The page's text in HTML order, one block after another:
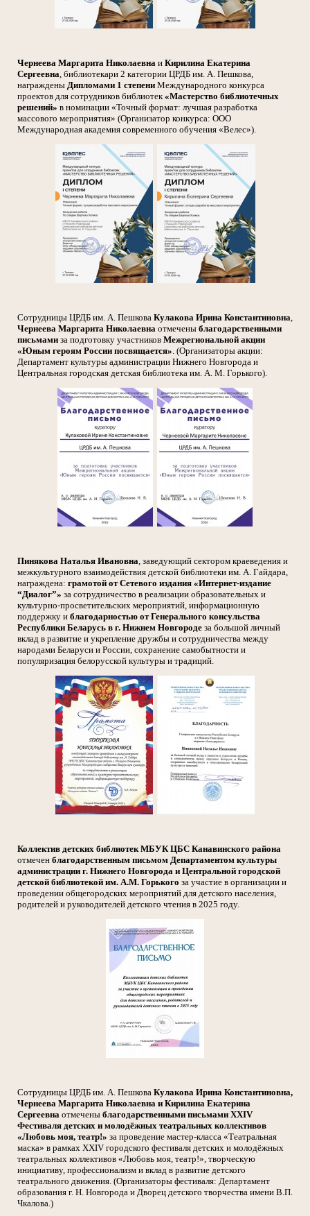
Чернеева Маргарита Николаевна и Кирилина Екатерина
Сергеевна, библиотекари 2 категории ЦРДБ им. А. Пешкова,
награждены Дипломами 1 степени Международного конкурса
проектов для сотрудников библиотек«Мастерство библиотечных
решений» в номинации «Точный формат: лучшая разработка
массового мероприятия» (Организатор конкурса: ООО
Международная академия современного обучения «Велес»).
Сотрудницы ЦРДБ им. А. Пешкова Кулакова Ирина Константиновна,
Чернеева Маргарита Николаевна отмечены благодарственными
письмами за подготовку участников Межрегиональной акции
«Юным героям России посвящается». (Организаторы акции:
Департамент культуры администрации Нижнего Новгорода и
Центральная городская детская библиотека им. А. М. Горького).
Пинякова Наталья Ивановна, заведующий сектором краеведения и
межкультурного взаимодействия детской библиотеки им. А. Гайдара,
награждена: грамотой от Сетевого издания «Интернет-издание
“Диалог”» за сотрудничество в реализации образовательных и
культурно-просветительских мероприятий, информационную
поддержку и благодарностью от Генерального консульства
Республики Беларусь в г. Нижнем Новгороде за большой личный
вклад в развитие и укрепление дружбы и сотрудничества между
народами Беларуси и России, сохранение самобытности и
популяризация белорусской культуры и традиций.
Коллектив детских библиотек МБУК ЦБС Канавинского района
отмечен благодарственным письмом Департаментом культуры
администрации г. Нижнего Новгорода и Центральной городской
детской библиотекой им. А.М. Горького за участие в организации и
проведении общегородских мероприятий для детского населения,
родителей и руководителей детского чтения в 2025 году.
Сотрудницы ЦРДБ им. А. Пешкова Кулакова Ирина Константиновна,
Чернеева Маргарита Николаевна и Кирилина Екатерина
Сергеевна отмечены благодарственными письмами XXIV
Фестиваля детских и молодёжных театральных коллективов
«Любовь моя, театр!» за проведение мастер-класса «Театральная
маска» в рамках XXIV городского фестиваля детских и молодёжных
театральных коллективов «Любовь моя, театр!», творческую
инициативу, профессионализм и вклад в развитие детского
театрального движения. (Организаторы фестиваля: Департамент
образования г. Н. Новгорода и Дворец детского творчества имени В.П.
Чкалова.)